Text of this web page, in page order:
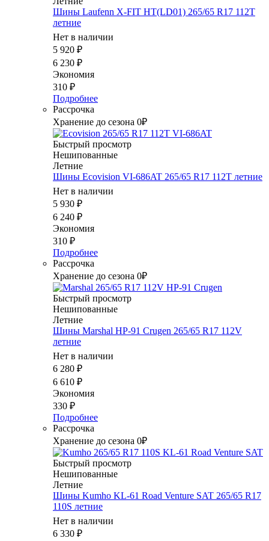
Шины Laufenn X-FIT HT(LD01) 265/65 R17 112T
летние
Нет в наличии
5 920 ₽
6 230 ₽
Экономия
310 ₽
Подробнее
Рассрочка
Хранение до сезона 0₽
Быстрый просмотр
Нешипованные
Летние
Шины Ecovision VI-686AT 265/65 R17 112T летние
Нет в наличии
5 930 ₽
6 240 ₽
Экономия
310 ₽
Подробнее
Рассрочка
Хранение до сезона 0₽
Быстрый просмотр
Нешипованные
Летние
Шины Marshal HP-91 Crugen 265/65 R17 112V
летние
Нет в наличии
6 280 ₽
6 610 ₽
Экономия
330 ₽
Подробнее
Рассрочка
Хранение до сезона 0₽
Быстрый просмотр
Нешипованные
Летние
Шины Kumho KL-61 Road Venture SAT 265/65 R17
110S летние
Нет в наличии
6 330 ₽